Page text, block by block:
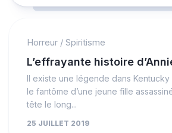
Horreur / Spiritisme
L’effrayante histoire
Il existe une légende dans
le fantôme d’une jeune fille
tête le long...
25 JUILLET 2019